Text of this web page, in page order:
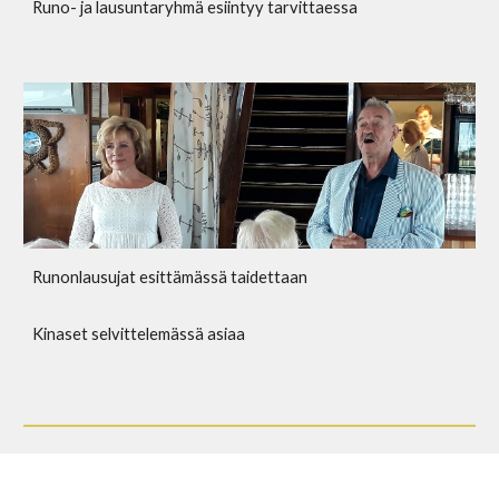
Runo- ja lausuntaryhmä esiintyy tarvittaessa
Runonlausujat esittämässä taidettaan
Kinaset selvittelemässä asiaa